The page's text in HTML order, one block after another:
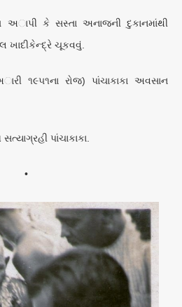
કે સસ્તા અનાજની દુકાનમાંથી
ચૂકવવું.
૧૯૫૧ના રોજ) પાંચાકાકા અવસાન
પાંચાકાકા.
•